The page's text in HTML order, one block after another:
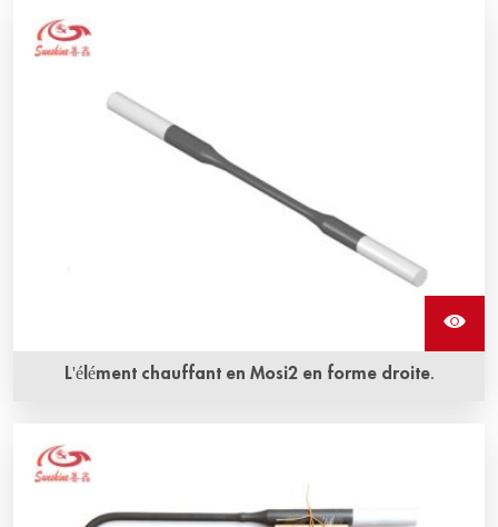
en L sont disponibles dans une variété de formes et de
tailles et offrent les températures de fonctionnement les
L'élément chauffant en Mosi2 en forme droite.
corrosion et à l'oxydation sont les avantages les plus
évidents de l'élément chauffant en Mosi2 en forme droite
de Sunshine.